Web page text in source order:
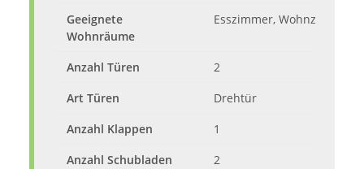
Geeignete
Wohnräume
Esszimmer, Wohnzimmer
Anzahl Türen
2
Art Türen
Drehtür
Anzahl Klappen
1
Anzahl Schubladen
2